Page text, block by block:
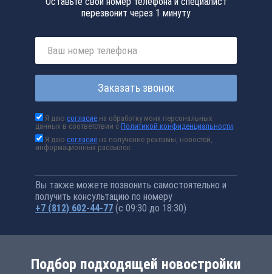
перезвонит через 1 минуту
Заказать звонок
Я даюсогласие на обработку моих персональных
данных в соответствии сПолитикой конфиденциальности
Я даюсогласие на получение рекламы, новостей,
информационных рассылок
Вы также можете позвонить самостоятельно и
получить консультацию по номеру
+7 (812) 602-44-77 (с 09:30 до 18:30)
Подбор подходящей новостройки